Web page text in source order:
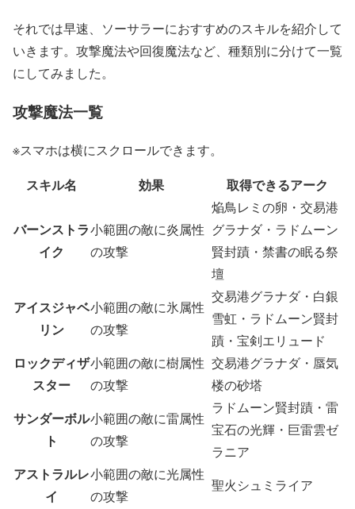
それでは早速、ソーサラーにおすすめのスキルを紹介して
いきます。攻撃魔法や回復魔法など、種類別に分けて一覧
にしてみました。
攻撃魔法一覧
※スマホは横にスクロールできます。
スキル名 効果 取得できるアーク
バーンストラ
イク
小範囲の敵に炎属性
の攻撃
焔鳥レミの卵・交易港
グラナダ・ラドムーン
賢封蹟・禁書の眠る祭
壇
アイスジャベ
リン
小範囲の敵に氷属性
の攻撃
交易港グラナダ・白銀
雪虹・ラドムーン賢封
蹟・宝剣エリュード
ロックディザ
スター
小範囲の敵に樹属性
の攻撃
交易港グラナダ・蜃気
楼の砂塔
サンダーボル
ト
小範囲の敵に雷属性
の攻撃
ラドムーン賢封蹟・雷
宝石の光輝・巨雷雲ゼ
ラニア
アストラルレ
イ
小範囲の敵に光属性
の攻撃
聖火シュミライア